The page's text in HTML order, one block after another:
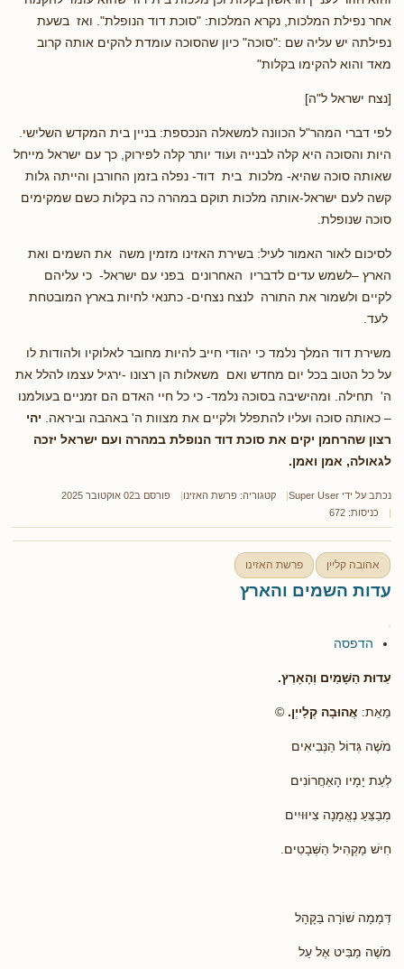
אחר נפילת המלכות, נקרא המלכות: "סוכת דוד הנופלת". ואז בשעת
נפילתה יש עליה שם :"סוכה" כיון שהסוכה עומדת להקים אותה קרוב
מאד והוא להקימו בקלות"
[נצח ישראל ל"ה]
לפי דברי המהר"ל הכוונה למשאלה הנכספת: בניין בית המקדש השלישי.
היות והסוכה היא קלה לבנייה ועוד יותר קלה לפירוק, כך עם ישראל מייחל
שאותה סוכה שהיא- מלכות בית דוד- נפלה בזמן החורבן והייתה גלות
קשה לעם ישראל-אותה מלכות תוקם במהרה כה בקלות כשם שמקימים
סוכה שנופלת.
לסיכום לאור האמור לעיל: בשירת האזינו מזמין משה את השמים ואת
הארץ –לשמש עדים לדבריו האחרונים בפני עם ישראל- כי עליהם
לקיים ולשמור את התורה לנצח נצחים- כתנאי לחיות בארץ המובטחת
לעד.
משירת דוד המלך נלמד כי יהודי חייב להיות מחובר לאלוקיו ולהודות לו
על כל הטוב בכל יום מחדש ואם משאלות הן רצונו -ירגיל עצמו להלל את
ה' תחילה. ומהישיבה בסוכה נלמד- כי כל חיי האדם הם זמניים בעולמנו
– כאותה סוכה ועליו להתפלל ולקיים את מצוות ה' באהבה וביראה. יהי
רצון שהרחמן יקים את סוכת דוד הנופלת במהרה ועם ישראל יזכה
לגאולה, אמן ואמן.
נכתב על ידי Super User קטגוריה: פרשת האזינו
פורסם ב02 אוקטובר 2025
כניסות: 672
אהובה קליין פרשת האזינו
עדות השמים והארץ
הדפסה
עֵדוּת הַשָּׁמַיִם וְהָאָרֶץ.
מֵאֵת: אֲהוּבָה קְלַייְן. ©
מֹשֶׁה גְּדוֹל הַנְּבִיאִים
לְעֵת יָמָיו הָאַחֲרוֹנִים
מְבַצֵּעַ נֶאֱמָנָה צִיוּוּיִים
חִישׁ מַקְהִיל הַשְּׁבָטִים.
דְּמָמָה שׁוֹרָה בַּקָּהָל
מֹשֶׁה מַבִּיט אֶל עַל